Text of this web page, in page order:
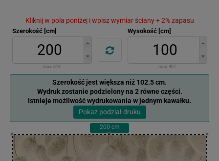
Kliknij w pola poniżej i wpisz wymiar ściany + 2% zapasu
Szerokość [cm]
max: 813
Wysokość [cm]
max: 407
Szerokość jest większa niż 102.5 cm.
Wydruk zostanie podzielony na 2 równe części.
Istnieje możliwość wydrukowania w jednym kawałku.
Pokaż podział druku
200 cm